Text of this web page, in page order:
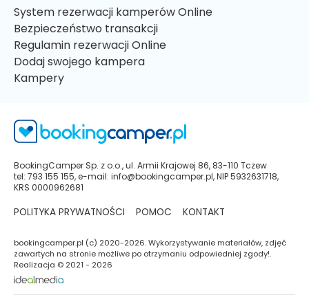
System rezerwacji kamperów Online
Bezpieczeństwo transakcji
Regulamin rezerwacji Online
Dodaj swojego kampera
Kampery
BookingCamper Sp. z o.o., ul. Armii Krajowej 86, 83-110 Tczew
tel: 793 155 155, e-mail: info@bookingcamper.pl, NIP 5932631718,
KRS 0000962681
POLITYKA PRYWATNOŚCI POMOC KONTAKT
bookingcamper.pl (c) 2020-2026. Wykorzystywanie materiałów, zdjęć
zawartych na stronie możliwe po otrzymaniu odpowiedniej zgody!.
Realizacja © 2021 - 2026